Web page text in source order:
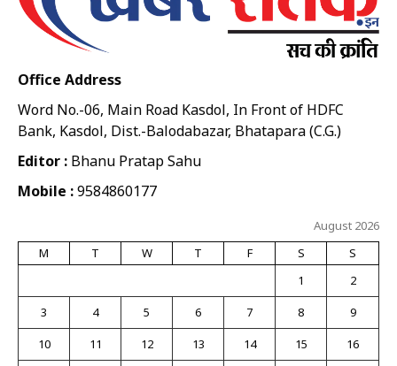
Office Address
Word No.-06, Main Road Kasdol, In Front of HDFC
Bank, Kasdol, Dist.-Balodabazar, Bhatapara (C.G.)
Editor : Bhanu Pratap Sahu
Mobile :9584860177
August 2026
M
T W T F S
S
1
2
3
4 5 6 7 8
9
10
11 12 13 14 15
16